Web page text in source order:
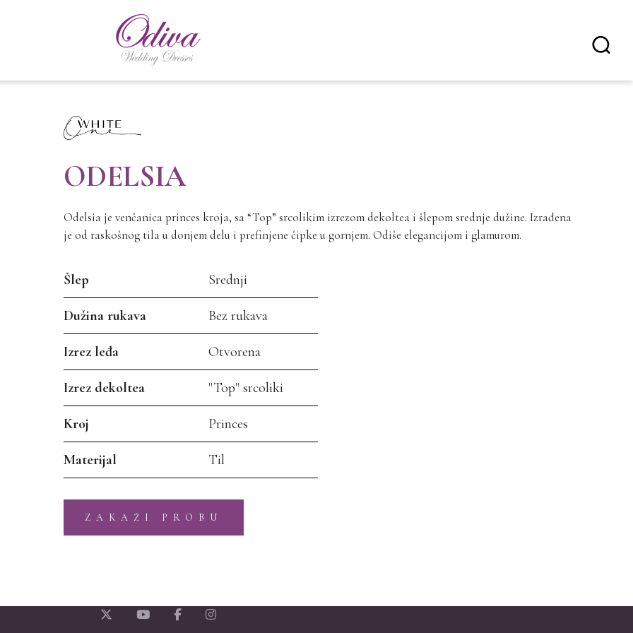
ODELSIA
Odelsia je venčanica princes kroja, sa “Top” srcolikim izrezom dekoltea i šlepom srednje dužine. Izrađena
je od raskošnog tila u donjem delu i prefinjene čipke u gornjem. Odiše elegancijom i glamurom.
Šlep Srednji
Dužina rukava Bez rukava
Izrez leđa Otvorena
Izrez dekoltea "Top" srcoliki
Kroj Princes
Materijal Til
ZAKAŽI PROBU